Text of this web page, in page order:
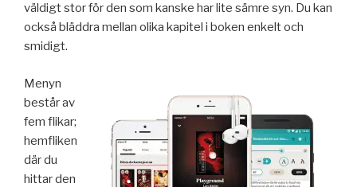
väldigt stor för den som kanske har lite sämre syn. Du kan
också bläddra mellan olika kapitel i boken enkelt och
smidigt.
Menyn
består av
fem flikar;
hemfliken
där du
hittar den